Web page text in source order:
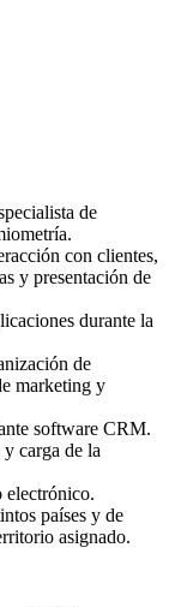
de
con clientes,
y presentación de
durante la
de
marketing y
software CRM.
carga de la
electrónico.
países y de
asignado.